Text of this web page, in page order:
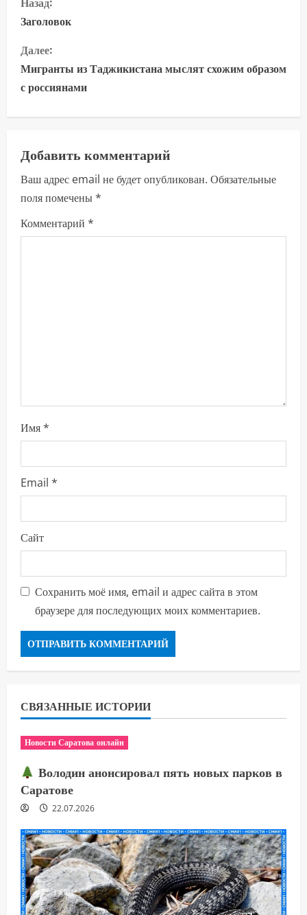
р
о
д
о
ж
и
т
и
е
Заголовок
Далее:
Мигранты из Таджикистана мыслят схожим образом
с россиянами
Добавить комментарий
Ваш адрес email не будет опубликован. Обязательные
поля помечены*
Комментарий *
Имя*
Email *
Сайт
Сохранить моё имя, email и адрес сайта в этом
браузере для последующих моих комментариев.
СВЯЗАННЫЕ ИСТОРИИ
Новости Саратова онлайн
Володин анонсировал пять новых парков в
Саратове
22.07.2026